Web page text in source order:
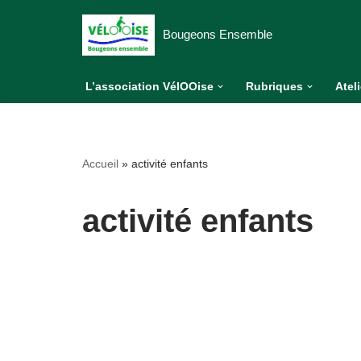
Bougeons Ensemble
L’association VélOOise Rubriques
Accueil » activité enfants
activité enfants